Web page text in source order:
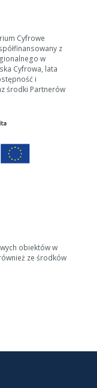
generowanie pliku
Cyfrowe
z
w
Cyfrowa, lata
i
środki Partnerów
obiektów w
ze środków